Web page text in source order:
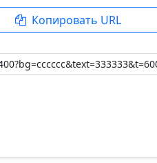
Копировать URL